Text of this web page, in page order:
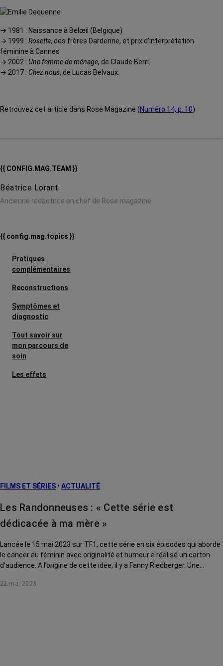
→ 1981 : Naissance à Belœil (Belgique)
→ 1999 : Rosetta, des frères Dardenne, et prix d’interprétation
féminine à Cannes
→ 2002 : Une femme de ménage, de Claude Berri.
→ 2017 : Chez nous, de Lucas Belvaux.
Retrouvez cet article dans Rose Magazine (Numéro 14, p. 10)
{{ CONFIG.MAG.TEAM }}
Béatrice Lorant
Ancienne rédactrice en chef de Rose magazine
{{ config.mag.topics }}
Pratiques
complémentaires
Reconstructions
Symptômes et
diagnostic
Tout savoir sur
mon parcours de
soin
Les effets
Traitements
La vie autour
FILMS ET SÉRIES • ACTUALITÉ
Les Randonneuses : « Cette série est
dédicacée à ma mère »
Lancée le 15 mai 2023 sur TF1, cette série en six épisodes qui aborde
le cancer au féminin avec originalité et humour a réalisé un carton
d’audience. A l’origine de cette idée, il y a Fanny Riedberger. Une
Interview à cœur ouvert.
22 mai 2023